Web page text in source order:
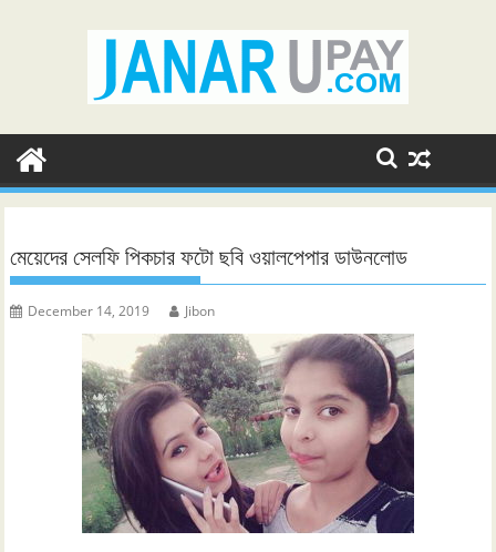
মেয়েদের সেলফি পিকচার ফটো ছবি ওয়ালপেপার ডাউনলোড
December 14, 2019 Jibon